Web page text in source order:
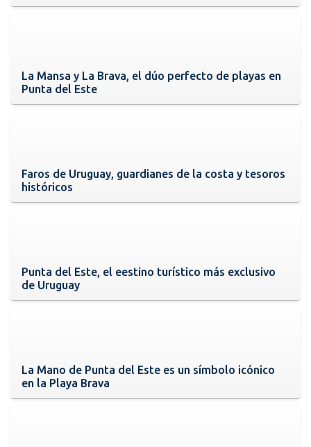
La Mansa y La Brava, el dúo perfecto de playas en
Punta del Este
Faros de Uruguay, guardianes de la costa y tesoros
históricos
Punta del Este, el eestino turístico más exclusivo
de Uruguay
La Mano de Punta del Este es un símbolo icónico
en la Playa Brava